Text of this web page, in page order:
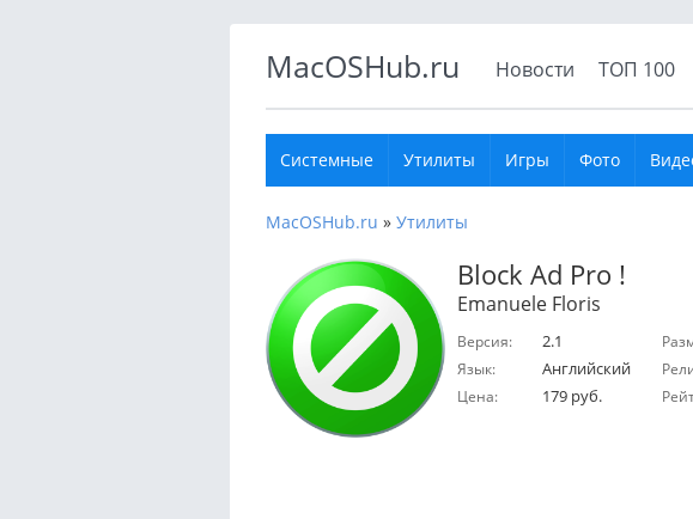
MacOSHub.ru Новости ТОП 100
Системные Утилиты Игры Фото
MacOSHub.ru » Утилиты
Block Ad Pro !
Emanuele Floris
Версия: 2.1
Язык: Английский
Цена: 179 руб.